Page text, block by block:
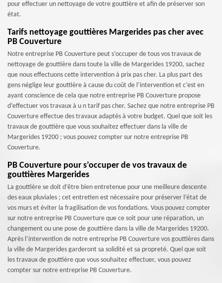
pour effectuer un nettoyage de votre gouttière et afin de préserver son
état.
Tarifs nettoyage gouttières Margerides pas cher avec
PB Couverture
Notre entreprise PB Couverture peut s’occuper de tous vos travaux de
nettoyage de gouttière dans toute la ville de Margerides 19200, sachez
que nous effectuons cette intervention à prix pas cher. La plus part des
gens néglige leur gouttière à cause du coût de l’intervention et c’est en
ayant conscience de cela que notre entreprise PB Couverture propose
d’effectuer vos travaux à u n tarif pas cher. Sachez que notre entreprise PB
Couverture effectue des travaux adaptés à votre budget. Quel que soit les
travaux de gouttière que vous souhaitez effectuer dans la ville de
Margerides 19200 ; vous pouvez compter sur notre entreprise PB
Couverture.
PB Couverture pour s’occuper de vos travaux de
gouttières Margerides
La gouttière se doit d’être bien entretenue pour une meilleure descente
des eaux pluviales ; cet entretien est nécessaire pour préserver l’état de
vos murs et éviter la fragilisation de vos fondations. Vous pouvez compter
sur notre entreprise PB Couverture que ce soit pour une réparation, un
changement ou une pose de gouttière dans la ville de Margerides 19200.
Après l’intervention de notre entreprise PB Couverture vos gouttières dans
la ville de Margerides garderont sa solidité et sa propreté. Quel que soit
les travaux de gouttière que vous souhaitez effectuer, vous pouvez
compter sur notre entreprise PB Couverture.